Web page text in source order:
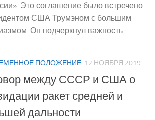
Это соглашение было встречено
США Трумэном с большим
Он подчеркнул важность...
ПОЛОЖЕНИЕ 12 НОЯБРЯ 2019
между СССР и США о
ракет средней и
дальности